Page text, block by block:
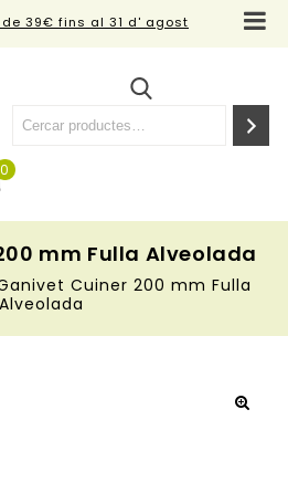
39€ fins al 31 d' agost
0
mm Fulla Alveolada
Cuiner 200 mm Fulla
Alveolada